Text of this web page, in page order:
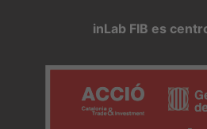
inLab FIB es